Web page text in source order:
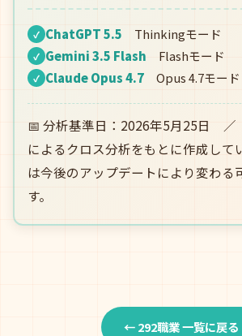
✓ ChatGPT 5.5 Thinkingモード
✓ Gemini 3.5 Flash Flashモード
✓ Claude Opus 4.7 Opus 4.7モード
📅 分析基準日：2026年5月25日
によるクロス分析をもとに作成して
は今後のアップデートにより変わる
す。
← 292職業 一覧に戻る